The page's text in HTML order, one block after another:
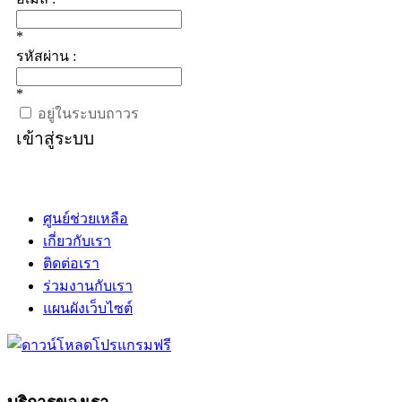
*
รหัสผ่าน :
*
อยู่ในระบบถาวร
เข้าสู่ระบบ
ศูนย์ช่วยเหลือ
เกี่ยวกับเรา
ติดต่อเรา
ร่วมงานกับเรา
แผนผังเว็บไซต์